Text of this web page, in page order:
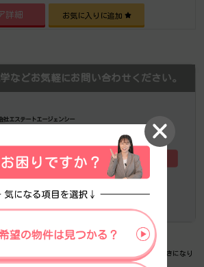
詳細 お気に入りに追加
などお気軽にお問い合わせください。
社エステートエージェンシー
でお問い合わせ（無料）
メール
簡単 分
1
電話 でお問い合わせ（無料）
を未公開としている場合がございます。詳しくお聞きになり
ださい。